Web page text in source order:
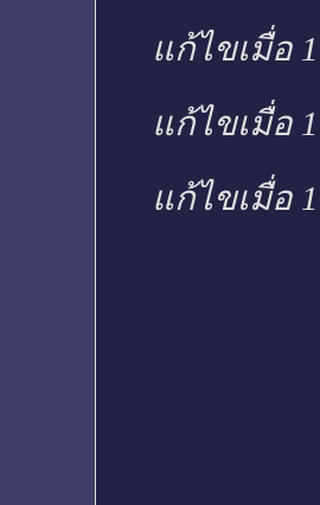
แก้ไขเมื่อ
แก้ไขเมื่อ
แก้ไขเมื่อ